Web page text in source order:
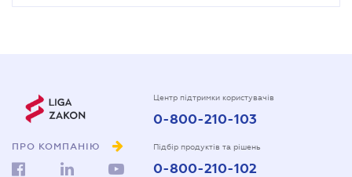
ПРО КОМПАНІЮ
Центр підтримки користувачів
0-800-210-103
Підбір продуктів та рішень
0-800-210-102